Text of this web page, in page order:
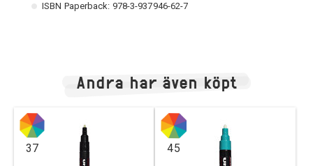
ISBN Paperback: 978-3-937946-62-7
Andra har även köpt
37 45